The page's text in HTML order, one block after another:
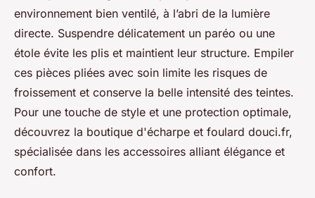
environnement bien ventilé, à l’abri de la lumière
directe. Suspendre délicatement un paréo ou une
étole évite les plis et maintient leur structure. Empiler
ces pièces pliées avec soin limite les risques de
froissement et conserve la belle intensité des teintes.
Pour une touche de style et une protection optimale,
découvrez la boutique d'écharpe et foulard douci.fr,
spécialisée dans les accessoires alliant élégance et
confort.